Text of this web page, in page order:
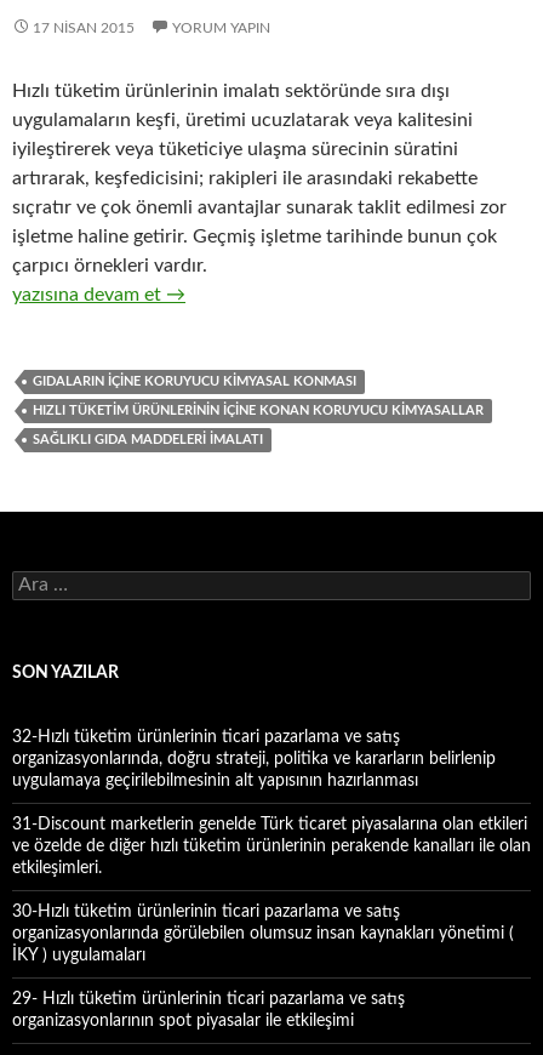
17 NISAN 2015 YORUM YAPIN
Hızlı tüketim ürünlerinin imalatı sektöründe sıra dışı
uygulamaların keşfi, üretimi ucuzlatarak veya kalitesini
iyileştirerek veya tüketiciye ulaşma sürecinin süratini
artırarak, keşfedicisini; rakipleri ile arasındaki rekabette
sıçratır ve çok önemli avantajlar sunarak taklit edilmesi zor
işletme haline getirir. Geçmiş işletme tarihinde bunun çok
çarpıcı örnekleri vardır.
28-Gıda ve içecek kategorisindeki hızlı tüketim ürünleri
yazısına devam et →
GIDALARIN IÇINE KORUYUCU KIMYASAL KONMASI
HIZLI TÜKETIM ÜRÜNLERININ IÇINE KONAN KORUYUCU KIMYASALLAR
SAĞLIKLI GIDA MADDELERI IMALATI
A
r
a
SON YAZILAR
32-Hızlı tüketim ürünlerinin ticari pazarlama ve satış
organizasyonlarında, doğru strateji, politika ve kararların belirlenip
uygulamaya geçirilebilmesinin alt yapısının hazırlanması
31-Discount marketlerin genelde Türk ticaret piyasalarına olan etkileri
ve özelde de diğer hızlı tüketim ürünlerinin perakende kanalları ile olan
etkileşimleri.
30-Hızlı tüketim ürünlerinin ticari pazarlama ve satış
organizasyonlarında görülebilen olumsuz insan kaynakları yönetimi (
İKY ) uygulamaları
29- Hızlı tüketim ürünlerinin ticari pazarlama ve satış
organizasyonlarının spot piyasalar ile etkileşimi